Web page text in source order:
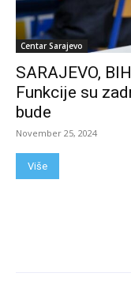
Centar Sarajevo
SARAJEVO,
Funkcije su
bude
November 25, 2024
Više